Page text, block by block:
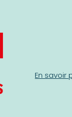
En savoir